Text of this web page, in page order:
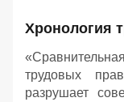
Хронология
трудовых
разрушает